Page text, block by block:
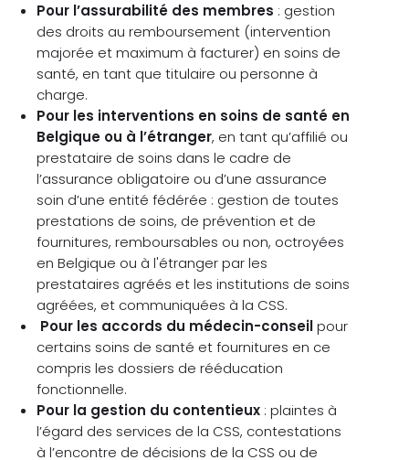
Pour l’assurabilité des membres : gestion
des droits au remboursement (intervention
majorée et maximum à facturer) en soins de
santé, en tant que titulaire ou personne à
charge.
Pour les interventions en soins de santé en
Belgique ou à l’étranger, en tant qu’affilié ou
prestataire de soins dans le cadre de
l’assurance obligatoire ou d’une assurance
soin d’une entité fédérée : gestion de toutes
prestations de soins, de prévention et de
fournitures, remboursables ou non, octroyées
en Belgique ou à l'étranger par les
prestataires agréés et les institutions de soins
agréées, et communiquées à la CSS.
Pour les accords du médecin-conseilpour
certains soins de santé et fournitures en ce
compris les dossiers de rééducation
fonctionnelle.
Pour la gestion du contentieux : plaintes à
l’égard des services de la CSS, contestations
à l’encontre de décisions de la CSS ou de